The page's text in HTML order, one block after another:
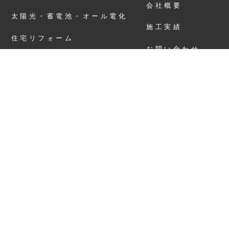
太陽光・蓄電池・オール電化
住宅リフォーム
会社概要
施工実績
お問い合わせ